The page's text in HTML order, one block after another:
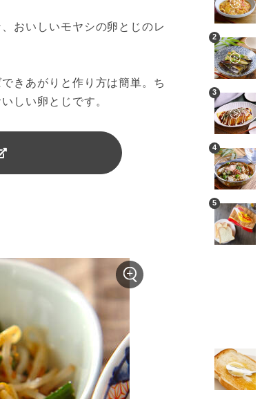
おいしいモヤシの卵とじのレ
きあがりと作り方は簡単。ち
しい卵とじです。
2
3
4
5